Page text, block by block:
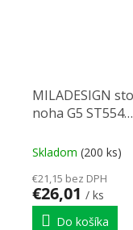
MILADESIGN
noha G5 ST554
Skladom (200 ks)
€21,15 bez DPH
€26,01 / ks
Do košíka